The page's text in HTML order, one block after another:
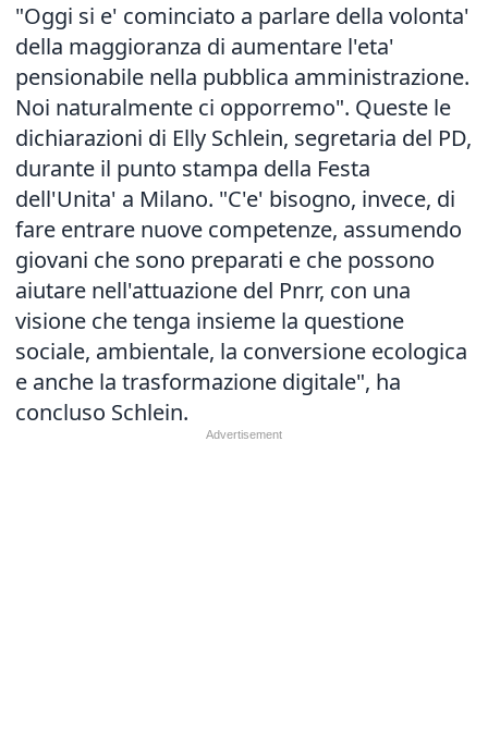
"Oggi si e' cominciato a parlare della volonta'
della maggioranza di aumentare l'eta'
pensionabile nella pubblica amministrazione.
Noi naturalmente ci opporremo". Queste le
dichiarazioni di Elly Schlein, segretaria del PD,
durante il punto stampa della Festa
dell'Unita' a Milano. "C'e' bisogno, invece, di
fare entrare nuove competenze, assumendo
giovani che sono preparati e che possono
aiutare nell'attuazione del Pnrr, con una
visione che tenga insieme la questione
sociale, ambientale, la conversione ecologica
e anche la trasformazione digitale", ha
concluso Schlein.